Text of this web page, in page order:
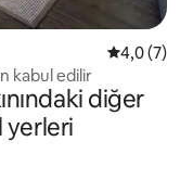
54,0 (7)
kabul edilir
diğer
yerleri